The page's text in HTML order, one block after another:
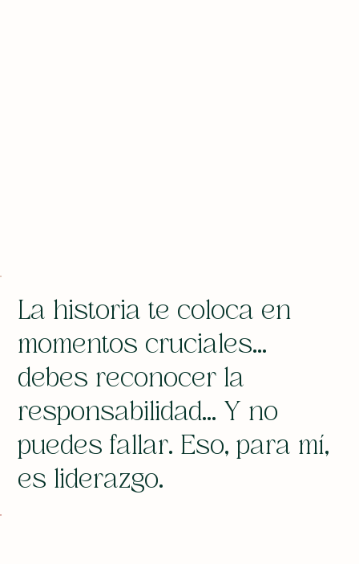
La historia te coloca en
momentos cruciales...
debes reconocer la
responsabilidad... Y no
puedes fallar. Eso, para mí,
es liderazgo.